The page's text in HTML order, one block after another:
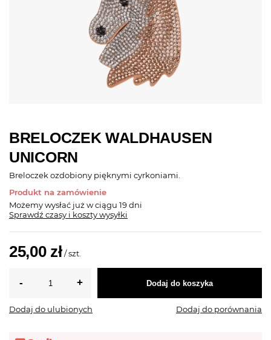
BRELOCZEK WALDHAUSEN
UNICORN
Breloczek ozdobiony pięknymi cyrkoniami.
Produkt na zamówienie
Możemy wysłać już w ciągu 19 dni
Sprawdź czasy i koszty wysyłki
25,00 zł /szt.
Dodaj do koszyka
Dodaj do ulubionych Dodaj do porównania